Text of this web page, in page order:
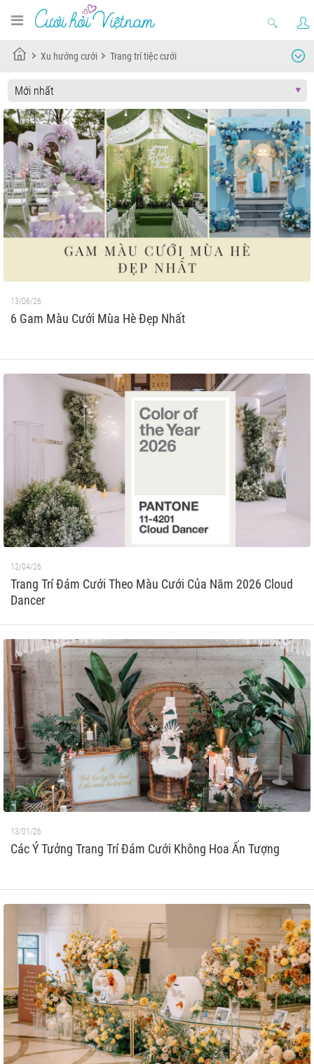
Xu hướng cưới Trang trí tiệc cưới
13/06/26
6 Gam Màu Cưới Mùa Hè Đẹp Nhất
12/04/26
Trang Trí Đám Cưới Theo Màu Cưới Của Năm 2026 Cloud
Dancer
13/01/26
Các Ý Tưởng Trang Trí Đám Cưới Không Hoa Ấn Tượng